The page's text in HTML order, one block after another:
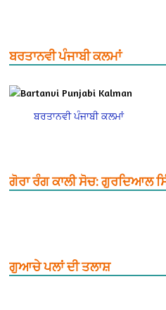
ਬਰਤਾਨਵੀ ਪੰਜਾਬੀ ਕਲਮਾਂ
ਬਰਤਾਨਵੀ ਪੰਜਾਬੀ ਕਲਮਾਂ
ਗੋਰਾ ਰੰਗ ਕਾਲੀ ਸੋਚ: ਗੁਰਦਿਆਲ
ਗੁਆਚੇ ਪਲਾਂ ਦੀ ਤਲਾਸ਼